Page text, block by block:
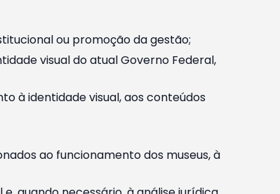
ou promoção da gestão;
visual do atual Governo Federal,
à identidade visual, aos conteúdos
ao funcionamento dos museus, à